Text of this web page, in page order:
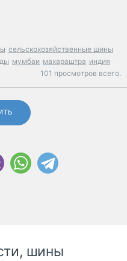
сельскохозяйственные шины
мумбаи махараштра индия
101 просмотров всего.
шины